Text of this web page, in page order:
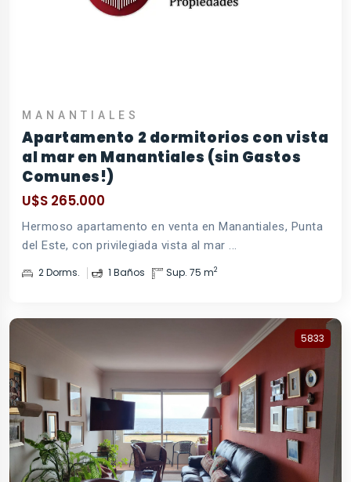
MANANTIALES
Apartamento 2 dormitorios con vista
al mar en Manantiales (sin Gastos
Comunes!)
U$S 265.000
Hermoso apartamento en venta en Manantiales, Punta
del Este, con privilegiada vista al mar ...
2 Dorms. 1 Baños Sup. 75 m2
5833